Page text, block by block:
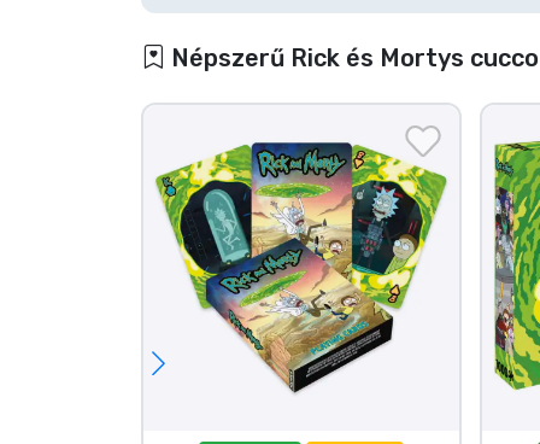
Népszerű Rick és Mortys